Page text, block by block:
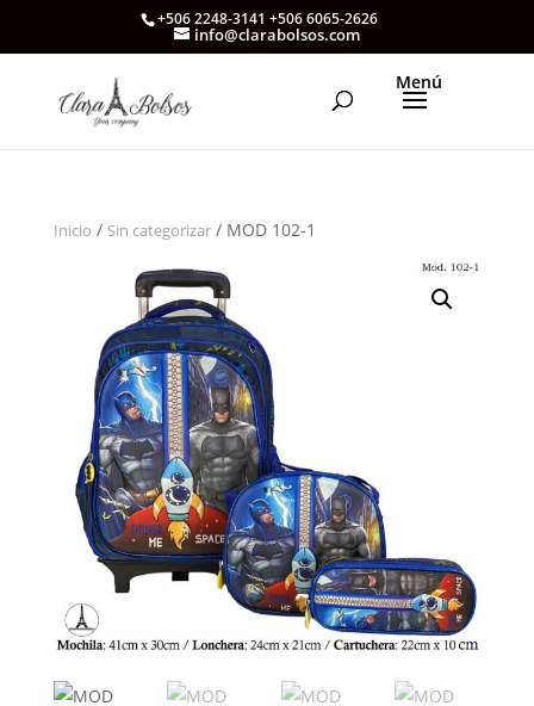
+506 2248-3141 +506 6065-2626
info@clarabolsos.com
Inicio / Sin categorizar/ MOD 102-1